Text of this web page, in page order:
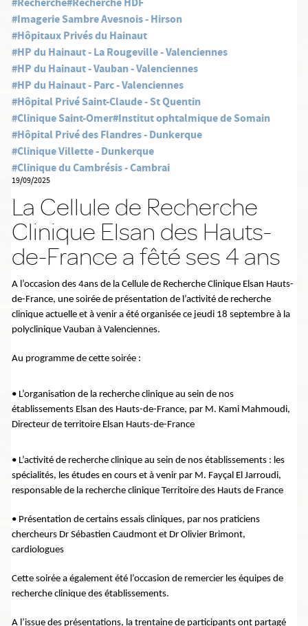
#Imagerie Sambre Avesnois - Hirson
#Hôpitaux Privés du Hainaut
#HP du Hainaut - La Rougeville - Valenciennes
#HP du Hainaut - Vauban - Valenciennes
#HP du Hainaut - Parc - Valenciennes
#Hôpital Privé Saint-Claude - St Quentin
#Clinique Saint-Omer#Institut ophtalmique de Somain
#Hôpital Privé des Flandres - Dunkerque
#Clinique Villette - Dunkerque
#Clinique du Cambrésis - Cambrai
19/09/2025
La Cellule de Recherche
Clinique Elsan des Hauts-
de-France a fêté ses 4 ans
A l’occasion des 4ans de la Cellule de Recherche Clinique Elsan Hauts-
de-France, une soirée de présentation de l’activité de recherche
clinique actuelle et à venir a été organisée ce jeudi 18 septembre à la
polyclinique Vauban à Valenciennes.
Au programme de cette soirée :
• L’organisation de la recherche clinique au sein de nos
établissements Elsan des Hauts-de-France, par M. Kami Mahmoudi,
Directeur de territoire Elsan Hauts-de-France
• L’activité de recherche clinique au sein de nos établissements : les
spécialités, les études en cours et à venir par M. Fayçal El Jarroudi,
responsable de la recherche clinique Territoire des Hauts de France
• Présentation de certains essais cliniques, par nos praticiens
chercheurs Dr Sébastien Caudmont et Dr Olivier Brimont,
cardiologues
Cette soirée a également été l’occasion de remercier les équipes de
recherche clinique des établissements.
A l’issue des présentations, la trentaine de participants ont partagé